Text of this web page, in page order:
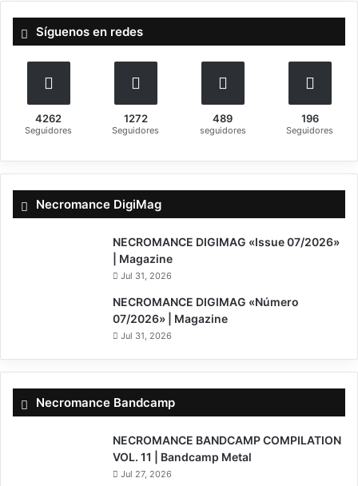
Síguenos en redes
4262
Seguidores
1272
Seguidores
489
seguidores
196
Seguidores
Necromance DigiMag
NECROMANCE DIGIMAG «Issue 07/2026»
| Magazine
Jul 31, 2026
NECROMANCE DIGIMAG «Número
07/2026» | Magazine
Jul 31, 2026
Necromance Bandcamp
NECROMANCE BANDCAMP COMPILATION
VOL. 11 | Bandcamp Metal
Jul 27, 2026